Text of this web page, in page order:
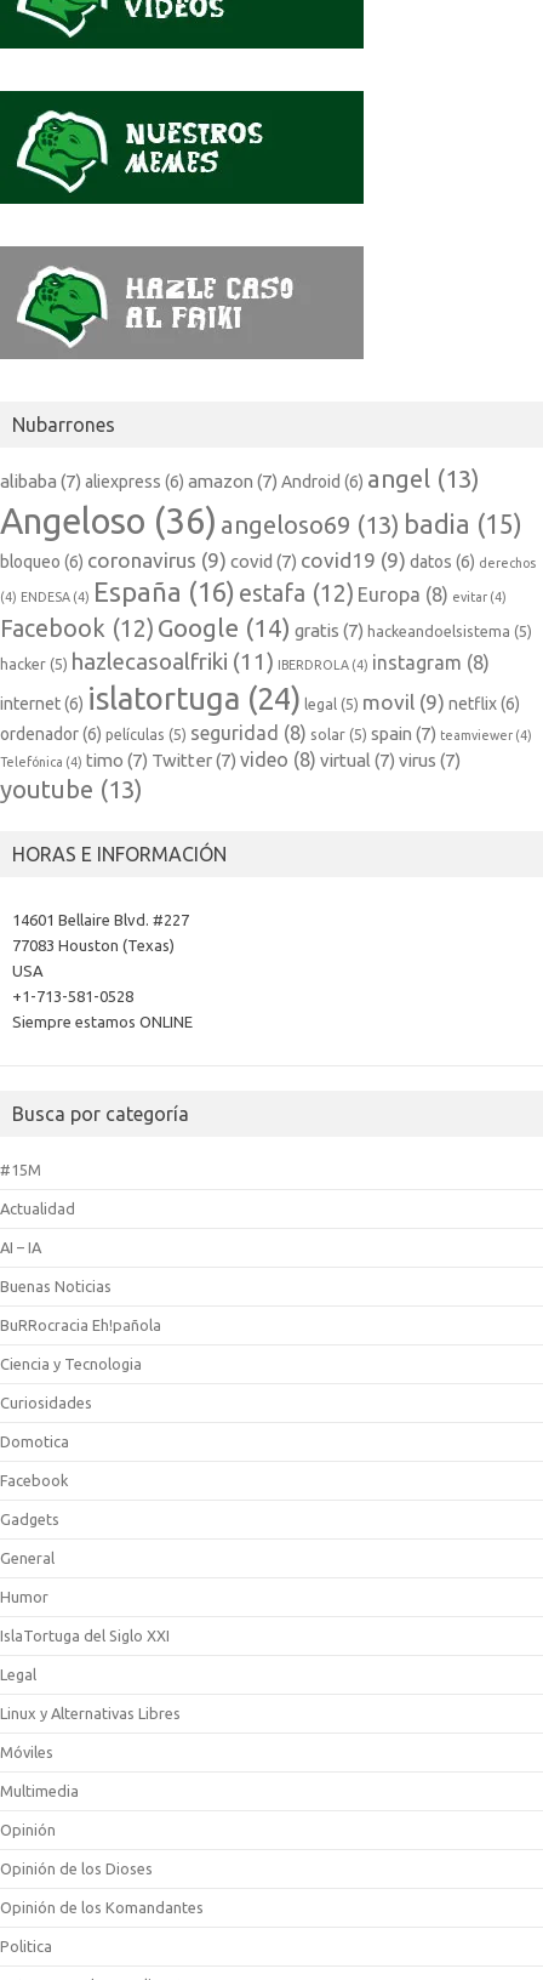
Nubarrones
alibaba (7) aliexpress (6) amazon (7) Android (6) angel (13)
Angeloso (36) angeloso69 (13) badia (15)
bloqueo (6) coronavirus (9) covid (7) covid19 (9) datos (6) derechos
(4) ENDESA (4) España (16) estafa (12) Europa (8) evitar (4)
Facebook (12) Google (14) gratis (7) hackeandoelsistema (5)
hacker (5) hazlecasoalfriki (11) IBERDROLA (4) instagram (8)
internet(6) islatortuga (24) legal (5) movil (9) netflix(6)
ordenador(6) películas (5) seguridad (8) solar (5) spain (7) teamviewer (4)
Telefónica (4) timo (7) Twitter(7) video (8) virtual (7) virus (7)
youtube (13)
HORAS E INFORMACIÓN
14601 Bellaire Blvd. #227
77083 Houston (Texas)
USA
+1-713-581-0528
Siempre estamos ONLINE
Busca por categoría
#15M
Actualidad
AI – IA
Buenas Noticias
BuRRocracia Eh!pañola
Ciencia y Tecnologia
Curiosidades
Domotica
Facebook
Gadgets
General
Humor
IslaTortuga del Siglo XXI
Legal
Linux y Alternativas Libres
Móviles
Multimedia
Opinión
Opinión de los Dioses
Opinión de los Komandantes
Politica